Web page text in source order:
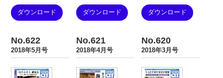
ダウンロード ダウンロード ダウンロード
No.622
2018年5月号
No.621
2018年4月号
No.620
2018年3月号